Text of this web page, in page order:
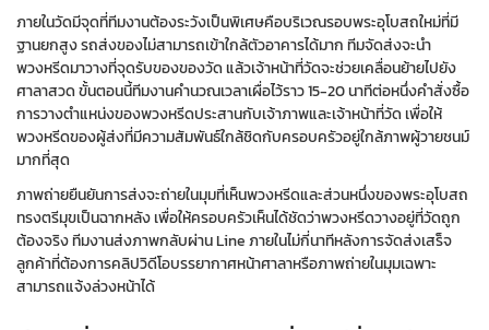
ภายในวัดมีจุดที่ทีมงานต้องระวังเป็นพิเศษคือบริเวณรอบพระอุโบสถใหม่ที่มี
ฐานยกสูง รถส่งของไม่สามารถเข้าใกล้ตัวอาคารได้มาก ทีมจัดส่งจะนำ
พวงหรีดมาวางที่จุดรับของของวัด แล้วเจ้าหน้าที่วัดจะช่วยเคลื่อนย้ายไปยัง
ศาลาสวด ขั้นตอนนี้ทีมงานคำนวณเวลาเผื่อไว้ราว 15-20 นาทีต่อหนึ่งคำสั่งซื้อ
การวางตำแหน่งของพวงหรีดประสานกับเจ้าภาพและเจ้าหน้าที่วัด เพื่อให้
พวงหรีดของผู้ส่งที่มีความสัมพันธ์ใกล้ชิดกับครอบครัวอยู่ใกล้ภาพผู้วายชนม์
มากที่สุด
ภาพถ่ายยืนยันการส่งจะถ่ายในมุมที่เห็นพวงหรีดและส่วนหนึ่งของพระอุโบสถ
ทรงตรีมุขเป็นฉากหลัง เพื่อให้ครอบครัวเห็นได้ชัดว่าพวงหรีดวางอยู่ที่วัดถูก
ต้องจริง ทีมงานส่งภาพกลับผ่าน Line ภายในไม่กี่นาทีหลังการจัดส่งเสร็จ
ลูกค้าที่ต้องการคลิปวิดีโอบรรยากาศหน้าศาลาหรือภาพถ่ายในมุมเฉพาะ
สามารถแจ้งล่วงหน้าได้